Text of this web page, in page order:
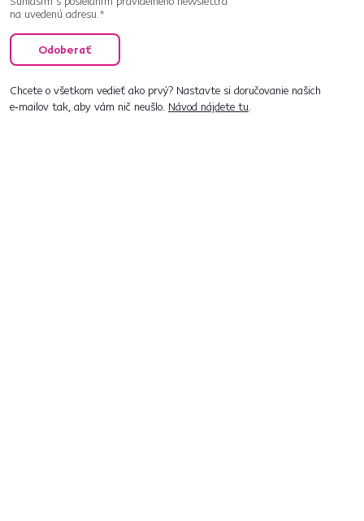
na uvedenú adresu.*
Odoberať
Chcete o všetkom vedieť ako prvý? Nastavte si doručovanie našich
e‑mailov tak, aby vám nič neušlo. Návod nájdete tu.